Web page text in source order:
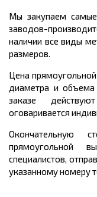
Мы закупаем
заводов-
наличии все виды
размеров.
Цена
диаметра и
заказе
оговаривается
Окончательную
прямоугольной
специалистов,
указанному номеру